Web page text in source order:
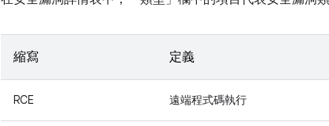
縮寫 定義
RCE 遠端程式碼執行